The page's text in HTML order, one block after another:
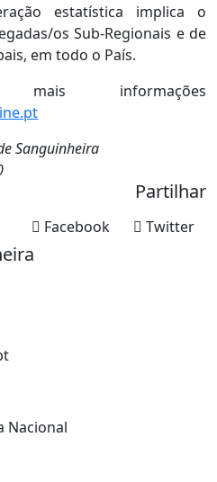
estatística implica o
os Sub-Regionais e de
em todo o País.
informações
Sanguinheira
Partilhar
Twitter
Facebook
Nacional